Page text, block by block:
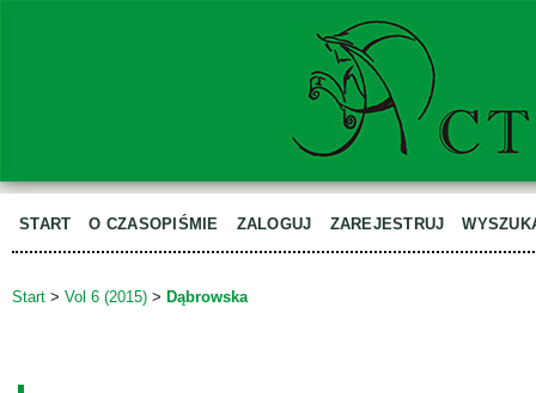
START O CZASOPIŚMIE ZALOGUJ ZAREJESTRUJ
Start > Vol 6 (2015) > Dąbrowska